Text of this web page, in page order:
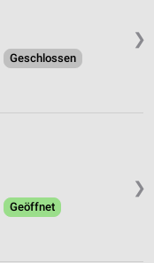
❯
Geschlossen
❯
Geöffnet